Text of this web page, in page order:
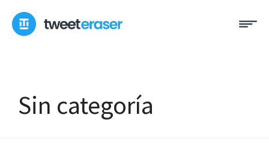
contenido
Sin categoría